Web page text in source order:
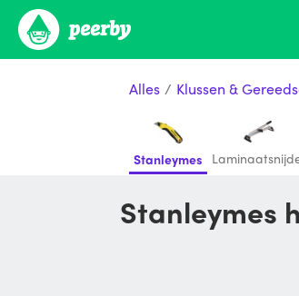
Alles / Klussen &
Stanleymes